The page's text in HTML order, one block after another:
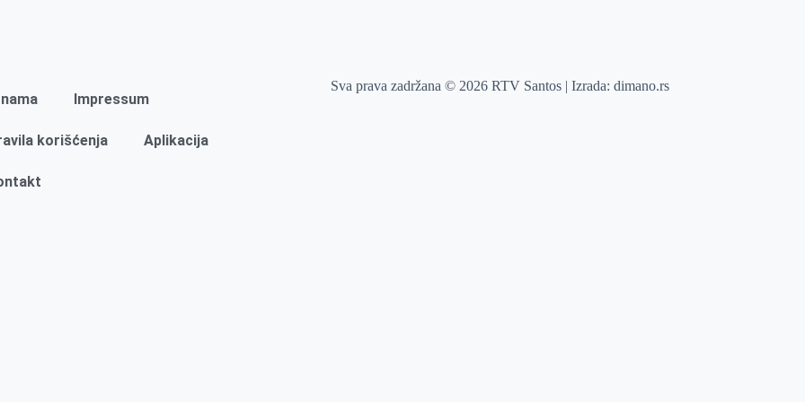
Impressum
korišćenja Aplikacija
Sva prava zadržana © 2026 RTV Santos | Izrada:dimano.rs